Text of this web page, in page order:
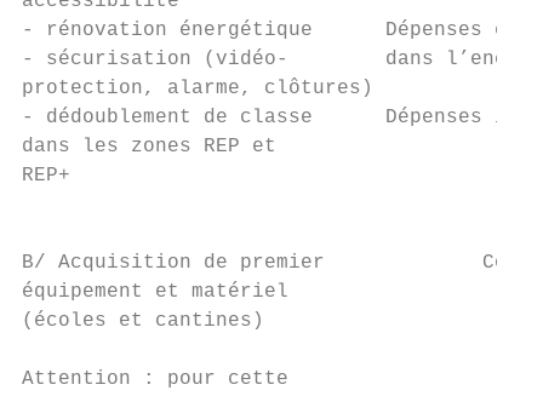
- rénovation énergétique      Dépenses
- sécurisation (vidéo-        dans
protection, alarme, clôtures)
- dédoublement de classe      Dépenses
dans les zones REP et
REP+
B/ Acquisition de premier
équipement et matériel
(écoles et cantines)
Attention : pour cette